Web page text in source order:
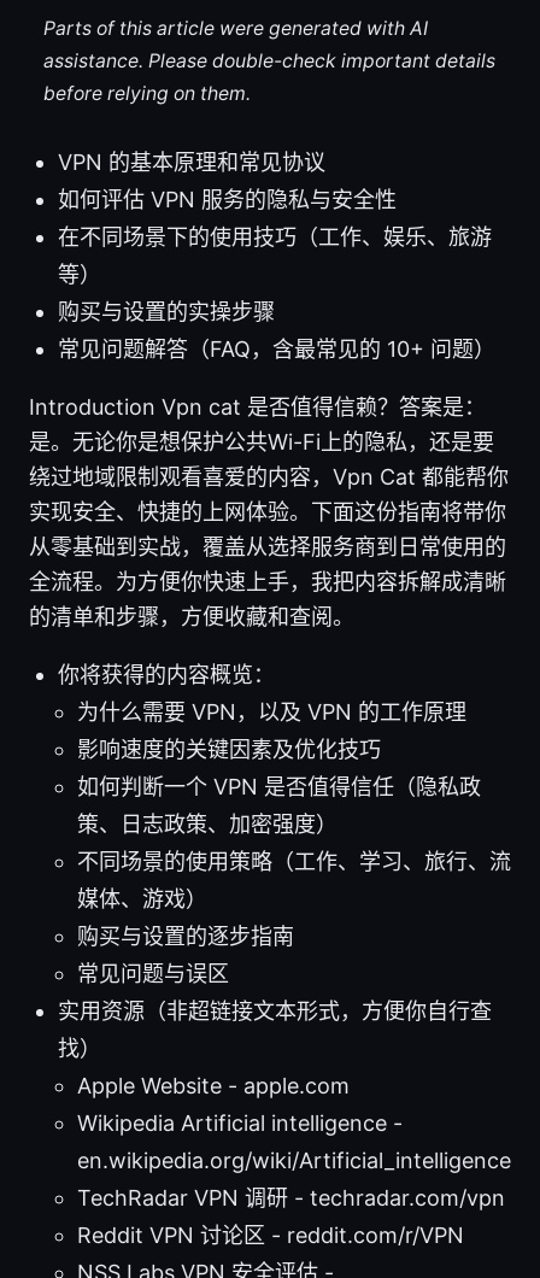
Parts of this article were generated with AI
assistance. Please double-check important details
before relying on them.
VPN 的基本原理和常见协议
如何评估 VPN 服务的隐私与安全性
在不同场景下的使用技巧（工作、娱乐、旅游
等）
购买与设置的实操步骤
常见问题解答（FAQ，含最常见的 10+ 问题）
Introduction Vpn cat 是否值得信赖？答案是：
是。无论你是想保护公共Wi-Fi上的隐私，还是要
绕过地域限制观看喜爱的内容，Vpn Cat 都能帮你
实现安全、快捷的上网体验。下面这份指南将带你
从零基础到实战，覆盖从选择服务商到日常使用的
全流程。为方便你快速上手，我把内容拆解成清晰
的清单和步骤，方便收藏和查阅。
你将获得的内容概览：
为什么需要 VPN，以及 VPN 的工作原理
影响速度的关键因素及优化技巧
如何判断一个 VPN 是否值得信任（隐私政
策、日志政策、加密强度）
不同场景的使用策略（工作、学习、旅行、流
媒体、游戏）
购买与设置的逐步指南
常见问题与误区
实用资源（非超链接文本形式，方便你自行查
找）
Apple Website - apple.com
Wikipedia Artificial intelligence -
en.wikipedia.org/wiki/Artificial_intelligence
TechRadar VPN 调研 - techradar.com/vpn
Reddit VPN 讨论区 - reddit.com/r/VPN
NSS Labs VPN 安全评估 -